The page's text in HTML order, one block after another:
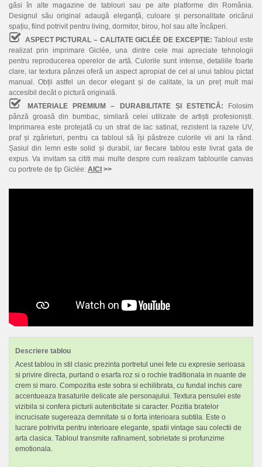
găsi în alte magazine de tablouri sau pe alte platforme din România.
Designul său original adaugă eleganță, culoare și personalitate oricărui
spațiu, fiind potrivit pentru living, dormitor, birou, hol sau alte încăperi.
ASPECT PICTURAL – CALITATE GICLÉE DE EXCEPȚIE: Tabloul este
realizat prin imprimare Giclée, una dintre cele mai apreciate tehnologii
pentru reproducerea operelor de artă. Culorile sunt intense, detaliile foarte
clare, iar textura pânzei oferă un aspect apropiat de cel al unui tablou pictat
manual. Obții astfel un decor elegant și de calitate, la un preț mult mai
accesibil decât o pictură originală.
MATERIALE PREMIUM – DURABILITATE ȘI ESTETICĂ: Folosim
pânză groasă din bumbac, similară celei utilizate de artiști profesioniști.
Imprimarea este protejată cu un strat de lac satinat, rezistent la razele UV,
praf și zgârieturi, pentru ca tabloul să își păstreze culorile vii ani la rând.
Șasiul din lemn este solid și durabil, iar fiecare tablou este livrat gata de
expus. Va invitam sa cititi mai multe despre cum realizam tablourile canvas
cu portrete de tip Giclée: AICI >>
Descriere tablou
Acest tablou in stil clasic prezinta portretul unei fete cu expresie serioasa
si privire directa, purtand o esarfa roz si o rochie traditionala in nuante de
crem si maro. Compozitia este sobra si echilibrata, cu fundal inchis care
accentueaza trasaturile delicate ale personajului. Textura pensulei este
vizibila si confera picturii autenticitate si caracter. Pozitia bratelor
incrucisate sugereaza demnitate si o forta interioara subtila. Este o
lucrare potrivita pentru interioare elegante, spatii vintage sau colectii de
arta clasica. Tabloul transmite rafinament, sobrietate si profunzime
emotionala.